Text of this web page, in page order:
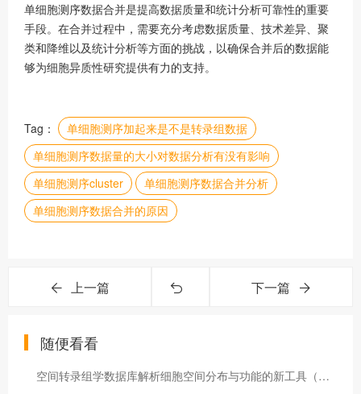
单细胞测序数据合并是提高数据质量和统计分析可靠性的重要
手段。在合并过程中，需要充分考虑数据质量、技术差异、聚
类和降维以及统计分析等方面的挑战，以确保合并后的数据能
够为细胞异质性研究提供有力的支持。
Tag：
单细胞测序加起来是不是转录组数据
单细胞测序数据量的大小对数据分析有没有影响
单细胞测序cluster
单细胞测序数据合并分析
单细胞测序数据合并的原因
上一篇 下一篇
随便看看
空间转录组学数据库解析细胞空间分布与功能的新工具（空间转录组学 综述）